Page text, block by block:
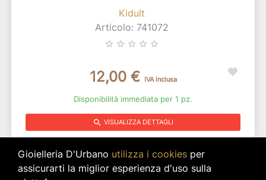
Kidult
Articolo: 741072
star_border star_border star_border star_border star_border
12,00 € IVA inclusa
Disponibilità immediata per 1 pz.
search VISUALIZZA DETTAGLI
Gioielleria D'Urbano utilizza i cookiesper
assicurarti la miglior esperienza d'uso sulla